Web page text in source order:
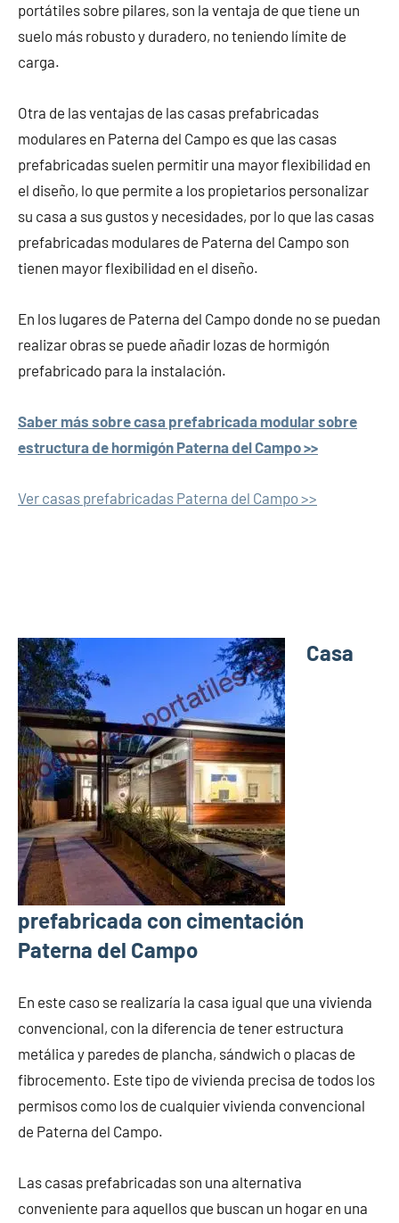
portátiles sobre pilares, son la ventaja de que tiene un
suelo más robusto y duradero, no teniendo límite de
carga.
Otra de las ventajas de las casas prefabricadas
modulares en Paterna del Campo es que las casas
prefabricadas suelen permitir una mayor flexibilidad en
el diseño, lo que permite a los propietarios personalizar
su casa a sus gustos y necesidades, por lo que las casas
prefabricadas modulares de Paterna del Campo son
tienen mayor flexibilidad en el diseño.
En los lugares de Paterna del Campo donde no se puedan
realizar obras se puede añadir lozas de hormigón
prefabricado para la instalación.
Saber más sobre casa prefabricada modular sobre
estructura de hormigón Paterna del Campo >>
Ver casas prefabricadas Paterna del Campo >>
Casa
prefabricada con cimentación
Paterna del Campo
En este caso se realizaría la casa igual que una vivienda
convencional, con la diferencia de tener estructura
metálica y paredes de plancha, sándwich o placas de
fibrocemento. Este tipo de vivienda precisa de todos los
permisos como los de cualquier vivienda convencional
de Paterna del Campo.
Las casas prefabricadas son una alternativa
conveniente para aquellos que buscan un hogar en una